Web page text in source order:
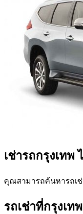
เช่ารถกรุงเทพ
คุณสามารถค้นหารถเช่
รถเช่าที่กรุงเท